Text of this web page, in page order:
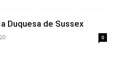
Duquesa de Sussex
0